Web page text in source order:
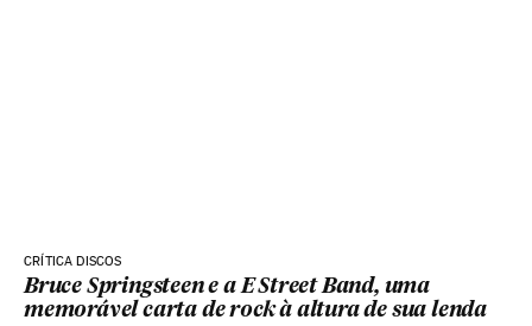
CRÍTICA DISCOS
Bruce Springsteen e a E Street Band, uma
memorável carta de rock à altura de sua lenda